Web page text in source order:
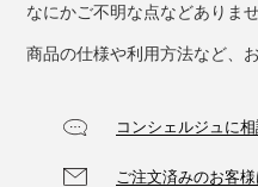
なにかご不明な点などありま
商品の仕様や利用方法など、
コンシェルジュに
ご注文済みのお客